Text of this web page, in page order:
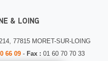
& LOING
77815 MORET-SUR-LOING
66 09 - Fax : 01 60 70 70 33